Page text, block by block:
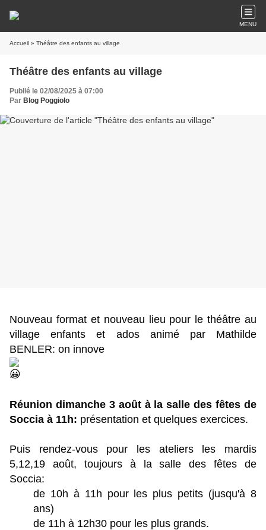
MENU
Accueil » Théâtre des enfants au village
Théâtre des enfants au village
Publié le 02/08/2025 à 07:00
Par Blog Poggiolo
Nouveau format et nouveau lieu pour le théâtre au
village enfants et ados animé par Mathilde
BENLER: on innove
.
Réunion dimanche 3 août à la salle des fêtes de
Soccia à 11h: présentation et quelques exercices.
Puis rendez-vous pour les ateliers les mardis
5,12,19 août, toujours à la salle des fêtes de
Soccia:
de 10h à 11h pour les plus petits (jusqu'à 8
ans)
de 11h à 12h30 pour les plus grands.